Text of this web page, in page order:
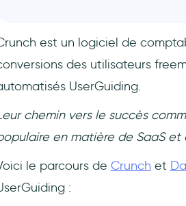
est un logiciel de
des utilisateurs
UserGuiding.
chemin vers le succès
en matière de SaaS et
le parcours de Crunch et
: